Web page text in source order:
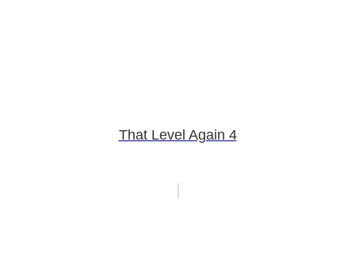
That Level Again 4